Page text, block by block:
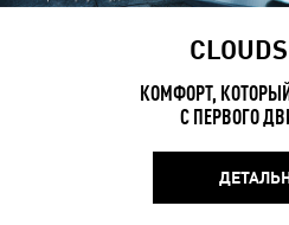
КОМФОРТ,
С ПЕРВОГО